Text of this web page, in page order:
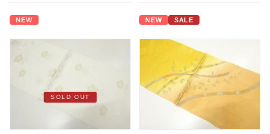
NEW
SOLD OUT
NEW SALE